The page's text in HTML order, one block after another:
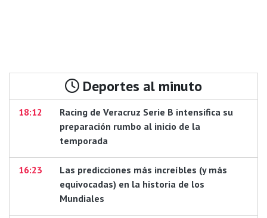
Deportes al minuto
18:12
Racing de Veracruz Serie B intensifica su
preparación rumbo al inicio de la
temporada
16:23
Las predicciones más increíbles (y más
equivocadas) en la historia de los
Mundiales